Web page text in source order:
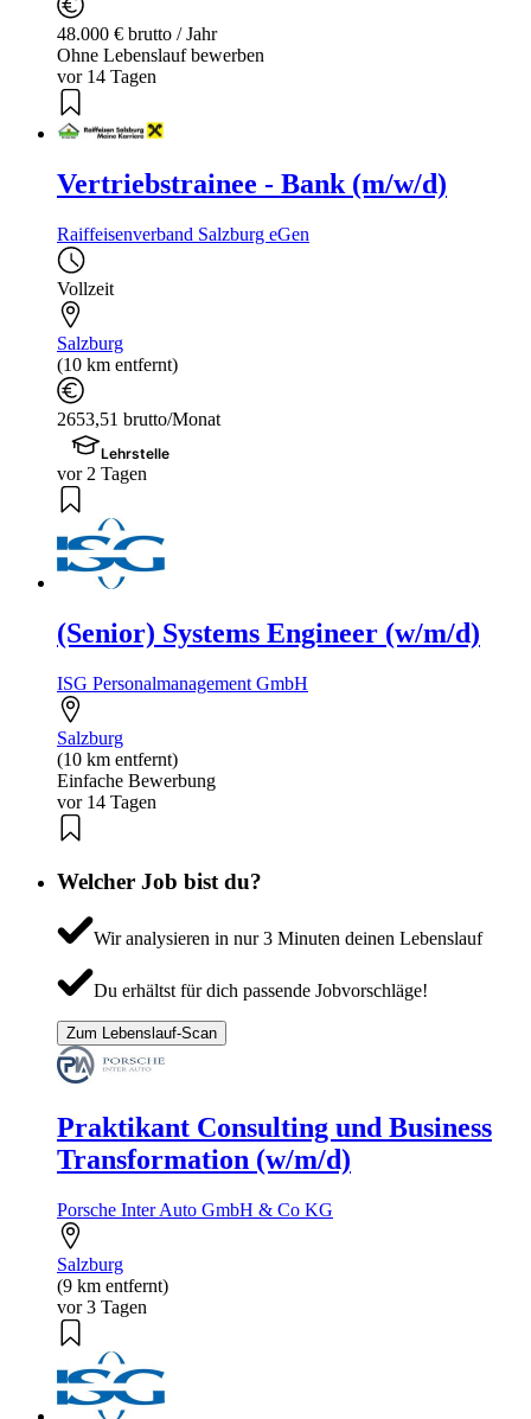
48.000 € brutto / Jahr
Ohne Lebenslauf bewerben
vor 14 Tagen
Vertriebstrainee - Bank (m/w/d)
Raiffeisenverband Salzburg eGen
Vollzeit
Salzburg
(10 km entfernt)
2653,51 brutto/Monat
Lehrstelle
vor 2 Tagen
(Senior) Systems Engineer (w/m/d)
ISG Personalmanagement GmbH
Salzburg
(10 km entfernt)
Einfache Bewerbung
vor 14 Tagen
Welcher Job bist du?
Wir analysieren in nur 3 Minuten deinen Lebenslauf
Du erhältst für dich passende Jobvorschläge!
Zum Lebenslauf-Scan
Praktikant Consulting und Business
Transformation (w/m/d)
Porsche Inter Auto GmbH & Co KG
Salzburg
(9 km entfernt)
vor 3 Tagen